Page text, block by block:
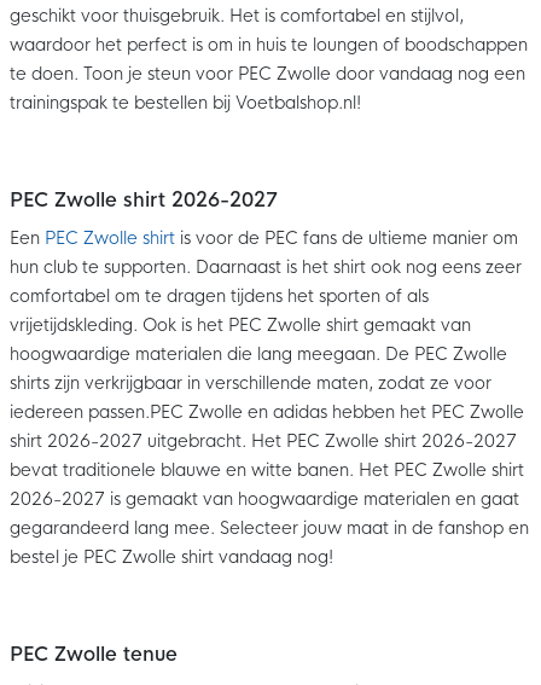
geschikt voor thuisgebruik. Het is comfortabel en stijlvol,
waardoor het perfect is om in huis te loungen of boodschappen
te doen. Toon je steun voor PEC Zwolle door vandaag nog een
trainingspak te bestellen bij Voetbalshop.nl!
PEC Zwolle shirt 2026-2027
Een PEC Zwolle shirt is voor de PEC fans de ultieme manier om
hun club te supporten. Daarnaast is het shirt ook nog eens zeer
comfortabel om te dragen tijdens het sporten of als
vrijetijdskleding. Ook is het PEC Zwolle shirt gemaakt van
hoogwaardige materialen die lang meegaan. De PEC Zwolle
shirts zijn verkrijgbaar in verschillende maten, zodat ze voor
iedereen passen.PEC Zwolle en adidas hebben het PEC Zwolle
shirt 2026-2027 uitgebracht. Het PEC Zwolle shirt 2026-2027
bevat traditionele blauwe en witte banen. Het PEC Zwolle shirt
2026-2027 is gemaakt van hoogwaardige materialen en gaat
gegarandeerd lang mee. Selecteer jouw maat in de fanshop en
bestel je PEC Zwolle shirt vandaag nog!
PEC Zwolle tenue